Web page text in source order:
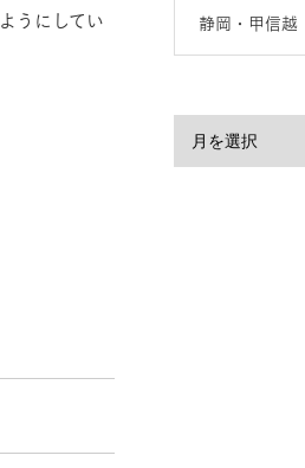
うにしてい 静岡・甲信越